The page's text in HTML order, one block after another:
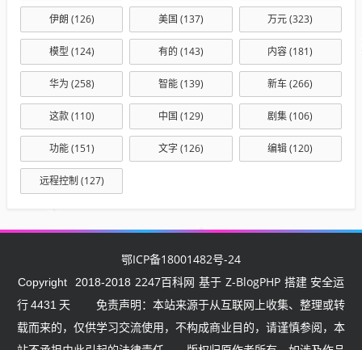
伊朗 (126) 美国 (137) 万元(323)
模型(124) 有的 (143) 内容(181)
华为 (258) 智能(139) 新车(266)
这款(110) 中国 (129) 剧集(106)
功能(151) 文字(126) 编辑(120)
远程控制 (127)
鄂ICP备18001482号-24
Copyright 2018-2018 2247百科网 基于 Z-BlogPHP 搭建 安全运
行4431 天
免责声明：本站来源于从互联网上收集、整理或转
载而来的，仅供学习交流使用，不构成商业目的，请谨慎参阅，本